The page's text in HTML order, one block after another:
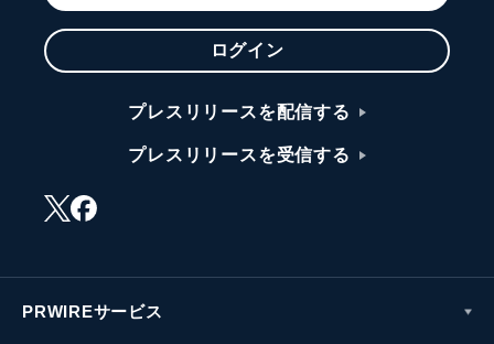
ログイン
プレスリリースを配信する
プレスリリースを受信する
PRWIREサービス